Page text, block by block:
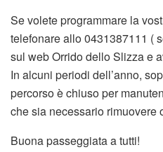
Se volete programmare la
telefonare allo 0431387111 (
sul web Orrido dello Slizza e
In alcuni periodi dell’anno,
percorso è chiuso per
che sia necessario rimuovere
Buona passeggiata a tutti!